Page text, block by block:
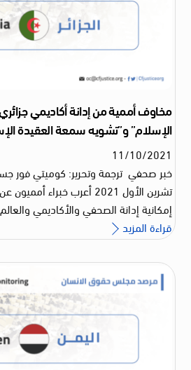
مخاوف أممية من إدانة أكاديمي
الإسلام” و”تشويه سمعة العقيدة
11/10/2021
تشرين الأول 2021 أعرب خبراء
إمكانية إدانة الصحفي والأكاديمي
قراءة المزيد